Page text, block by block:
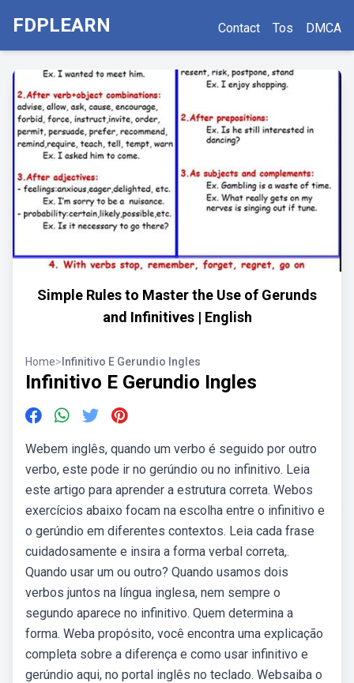
FDPLEARN Contact Tos DMCA
Simple Rules to Master the Use of Gerunds
and Infinitives | English
Home> Infinitivo E Gerundio Ingles
Infinitivo E Gerundio Ingles
Webem inglês, quando um verbo é seguido por outro
verbo, este pode ir no gerúndio ou no infinitivo. Leia
este artigo para aprender a estrutura correta. Webos
exercícios abaixo focam na escolha entre o infinitivo e
o gerúndio em diferentes contextos. Leia cada frase
cuidadosamente e insira a forma verbal correta,.
Quando usar um ou outro? Quando usamos dois
verbos juntos na língua inglesa, nem sempre o
segundo aparece no infinitivo. Quem determina a
forma. Weba propósito, você encontra uma explicação
completa sobre a diferença e como usar infinitivo e
gerúndio aqui, no portal inglês no teclado. Websaiba o